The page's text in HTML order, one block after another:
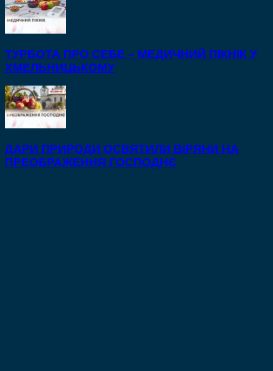
ТУРБОТА ПРО СЕБЕ – МЕДИЧНИЙ ПІКНІК У
ХМЕЛЬНИЦЬКОМУ
ДАРИ ПРИРОДИ ОСВЯТИЛИ ВІРЯНИ НА
ПРЕОБРАЖЕННЯ ГОСПОДНЄ